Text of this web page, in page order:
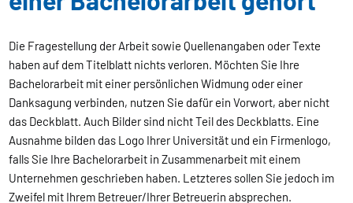
Die Fragestellung der Arbeit sowie Quellenangaben oder Texte
haben auf dem Titelblatt nichts verloren. Möchten Sie Ihre
Bachelorarbeit mit einer persönlichen Widmung oder einer
Danksagung verbinden, nutzen Sie dafür ein Vorwort, aber nicht
das Deckblatt. Auch Bilder sind nicht Teil des Deckblatts. Eine
Ausnahme bilden das Logo Ihrer Universität und ein Firmenlogo,
falls Sie Ihre Bachelorarbeit in Zusammenarbeit mit einem
Unternehmen geschrieben haben. Letzteres sollen Sie jedoch im
Zweifel mit Ihrem Betreuer/Ihrer Betreuerin absprechen.